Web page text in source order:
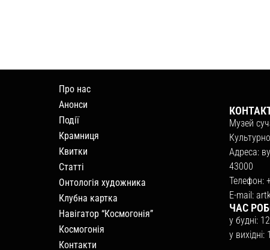
Про нас
Анонси
Події
Крамниця
Квитки
Статті
Онтологія художника
Клубна картка
Навігатор “Космогонія”
Космогонія
Контакти
Музей
Адреса:
43000
Телефон:
E-mail:
ЧАС
у будні:
у